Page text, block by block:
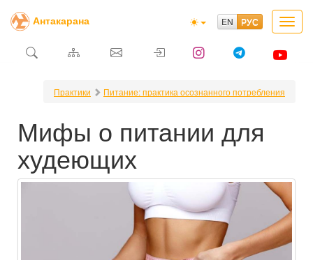
Антакарана
Практики Питание: практика осознанного потребления
Мифы о питании для
худеющих